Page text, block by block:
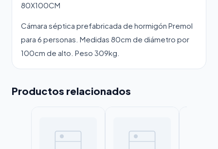
80X100CM
Cámara séptica prefabricada de hormigón Premol
para 6 personas. Medidas 80cm de diámetro por
100cm de alto. Peso 309kg.
Productos relacionados